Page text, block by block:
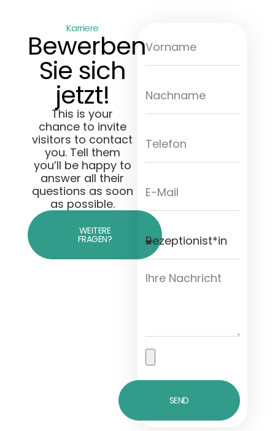
Karriere
Bewerben
Sie sich
jetzt!
This is your
chance to invite
visitors to contact
you. Tell them
you’ll be happy to
answer all their
questions as soon
as possible.
WEITERE
FRAGEN?
SEND